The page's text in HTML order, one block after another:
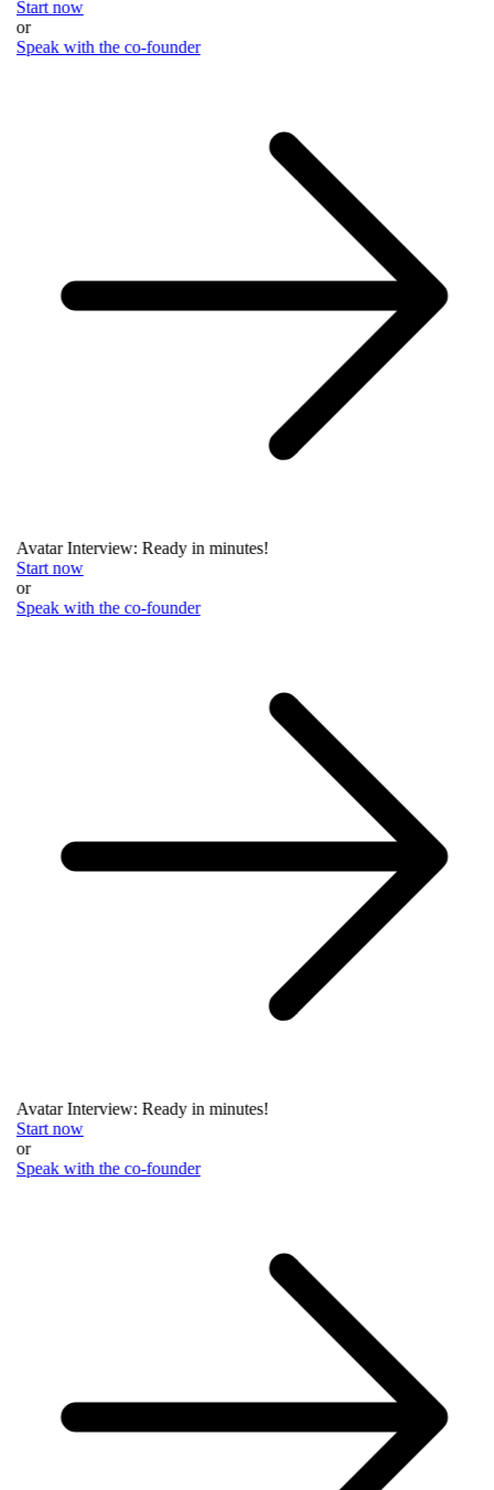
Start now
or
Speak with the co-founder
Avatar Interview: Ready in minutes!
Start now
or
Speak with the co-founder
Avatar Interview: Ready in minutes!
Start now
or
Speak with the co-founder